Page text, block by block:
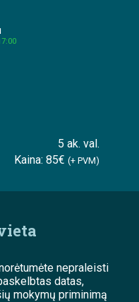
5 ak. val.
Kaina: 85€ (+ PVM)
nepraleisti
datas,
mokymų priminimą